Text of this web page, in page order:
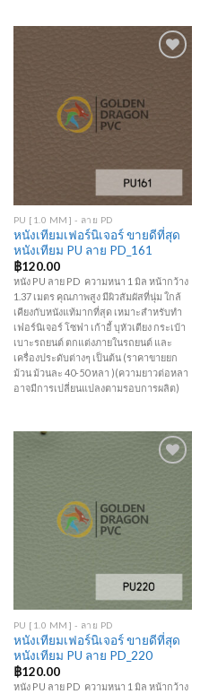
Wishlist
PU [1.0 MM] - ลาย PD
หนังเทียมเฟอร์นิเจอร์ ขายดีที่สุด
หนังเทียม PU ลาย PD_161
฿120.00
หนัง PU ลาย PD ความหนา 1 มิล หน้ากว้าง
1.37 เมตร คุณภาพสูง มีผิวสัมผัสที่นุ่ม ใกล้
เคียงกับหนังแท้มากที่สุด เหมาะสำหรับทำ
เฟอร์นิเจอร์ โซฟา เก้าอี้ บุหัวเตียง กระเป๋า
เบาะรถยนต์ ตกแต่งภายในรถยนต์ และ
เครื่องประดับต่างๆ เป็นต้น (ราคาขายยก
ม้วน ม้วนละ 40-50 หลา )(ความยาวต่อหลา
อาจมีการเปลี่ยนแปลงตามรอบการผลิต)
Wishlist
PU [1.0 MM] - ลาย PD
หนังเทียมเฟอร์นิเจอร์ ขายดีที่สุด
หนังเทียม PU ลาย PD_220
฿120.00
หนัง PU ลาย PD ความหนา 1 มิล หน้ากว้าง